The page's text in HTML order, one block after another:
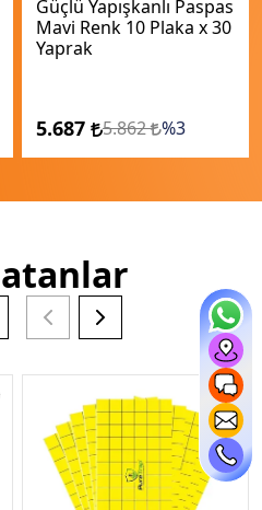
Güçlü Yapışkanlı Paspas
Mavi Renk 10 Plaka x 30
Yaprak
5.687 5.862 %3